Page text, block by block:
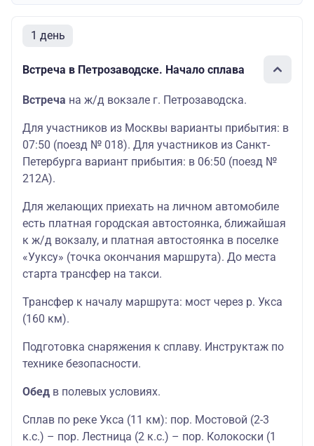
1 день
Встреча в Петрозаводске. Начало сплава
Встреча на ж/д вокзале г. Петрозаводска.
Для участников из Москвы варианты прибытия: в
07:50 (поезд № 018). Для участников из Санкт-
Петербурга вариант прибытия: в 06:50 (поезд №
212А).
Для желающих приехать на личном автомобиле
есть платная городская автостоянка, ближайшая
к ж/д вокзалу, и платная автостоянка в поселке
«Ууксу» (точка окончания маршрута). До места
старта трансфер на такси.
Трансфер к началу маршрута: мост через р. Укса
(160 км).
Подготовка снаряжения к сплаву. Инструктаж по
технике безопасности.
Обед в полевых условиях.
Сплав по реке Укса (11 км): пор. Мостовой (2-3
к.с.) – пор. Лестница (2 к.с.) – пор. Колокоски (1